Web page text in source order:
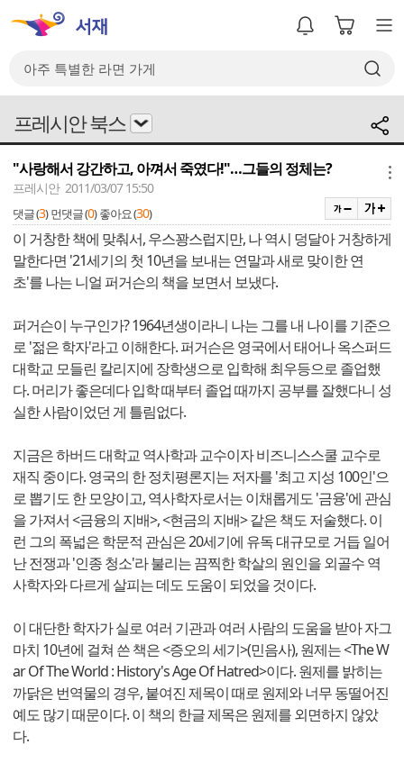
프레시안 북스
"사랑해서 강간하고, 아껴서 죽였다!"…그들의 정체는?
프레시안 2011/03/07 15:50
댓글 (3) 먼댓글 (0) 좋아요 (30)
이 거창한 책에 맞춰서, 우스꽝스럽지만, 나 역시 덩달아 거창하게
말한다면 '21세기의 첫 10년을 보내는 연말과 새로 맞이한 연
초'를 나는 니얼 퍼거슨의 책을 보면서 보냈다.
퍼거슨이 누구인가? 1964년생이라니 나는 그를 내 나이를 기준으
로 '젊은 학자'라고 이해한다. 퍼거슨은 영국에서 태어나 옥스퍼드
대학교 모들린 칼리지에 장학생으로 입학해 최우등으로 졸업했
다. 머리가 좋은데다 입학 때부터 졸업 때까지 공부를 잘했다니 성
실한 사람이었던 게 틀림없다.
지금은 하버드 대학교 역사학과 교수이자 비즈니스스쿨 교수로
재직 중이다. 영국의 한 정치평론지는 저자를 '최고 지성 100인'으
로 뽑기도 한 모양이고, 역사학자로서는 이채롭게도 '금융'에 관심
을 가져서 <금융의 지배>, <현금의 지배> 같은 책도 저술했다. 이
런 그의 폭넓은 학문적 관심은 20세기에 유독 대규모로 거듭 일어
난 전쟁과 '인종 청소'라 불리는 끔찍한 학살의 원인을 외골수 역
사학자와 다르게 살피는 데도 도움이 되었을 것이다.
이 대단한 학자가 실로 여러 기관과 여러 사람의 도움을 받아 자그
마치 10년에 걸쳐 쓴 책은 <증오의 세기>(민음사), 원제는 <The W
ar Of The World : History's Age Of Hatred>이다. 원제를 밝히는
까닭은 번역물의 경우, 붙여진 제목이 때로 원제와 너무 동떨어진
예도 많기 때문이다. 이 책의 한글 제목은 원제를 외면하지 않았
다.